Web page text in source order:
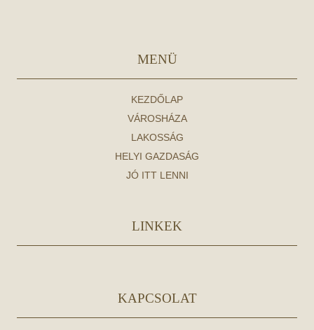
MENÜ
KEZDŐLAP
VÁROSHÁZA
LAKOSSÁG
HELYI GAZDASÁG
JÓ ITT LENNI
LINKEK
KAPCSOLAT